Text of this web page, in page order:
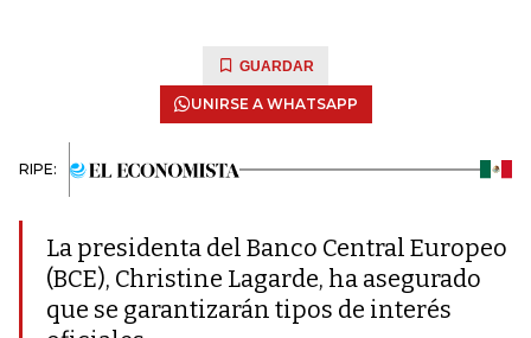
GUARDAR
UNIRSE A WHATSAPP
RIPE:
La presidenta del Banco Central Europeo
(BCE), Christine Lagarde, ha asegurado
que se garantizarán tipos de interés